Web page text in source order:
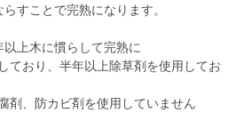
すことで完熟になります。
上木に慣らして完熟に
ており、半年以上除草剤を使用してお
剤、防カビ剤を使用していません